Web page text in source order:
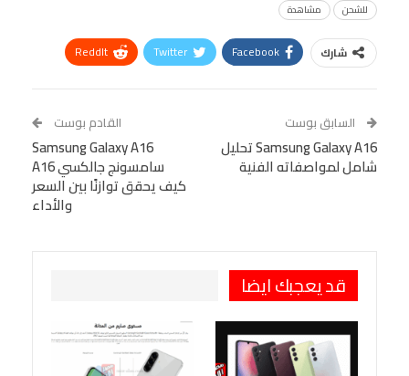
للشحن
مشاهدة
شارك Facebook
Twitter
ReddIt
Tumblr
البريد الإلكتروني
StumbleUpon
VK
Digg
LINE
BlackBerry
Viber
السابق بوست
Samsung Galaxy A16 تحليل
شامل لمواصفاته الفنية
القادم بوست
Samsung Galaxy A16
سامسونج جالكسي A16
كيف يحقق توازنًا بين السعر
والأداء
قد يعجبك ايضا